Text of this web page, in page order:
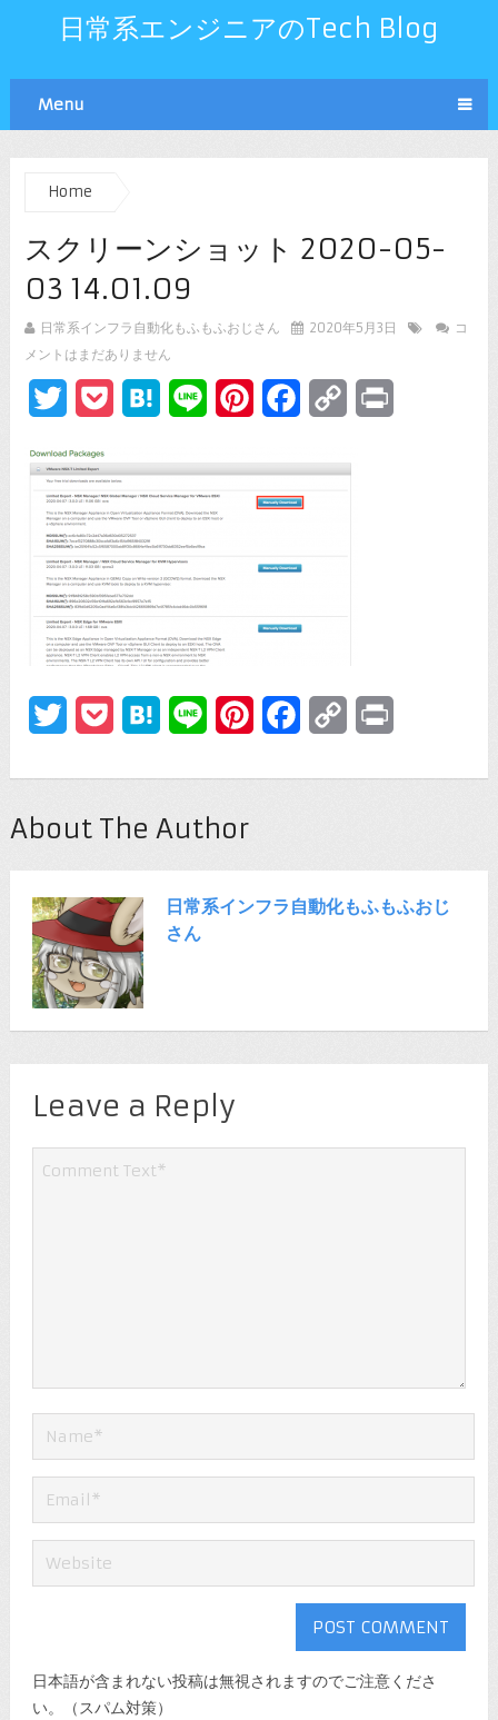
日常系エンジニアのTech Blog
Menu
Home
スクリーンショット 2020-05-
03 14.01.09
日常系インフラ自動化もふもふおじさん 2020年5月3日
コ
メントはまだありません
TwitterPocketHatenaLine PinterestFacebook
Copy
TwitterPocketHatenaLine PinterestFacebook
Copy
About The Author
日常系インフラ自動化もふもふおじ
さん
Leave a Reply
日本語が含まれない投稿は無視されますのでご注意くださ
い。（スパム対策）